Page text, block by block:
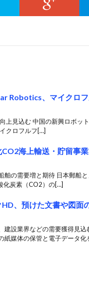
Robotics、マイクロ
上見込む 中国の新興ロボッ
クロフルフ[…]
CO2海上輸送・貯留事
舶の需要増と期待 日本郵船
化炭素（CO2）の[…]
、預けた文書や図面
建設業界などの需要獲得見
紙媒体の保管と電子データ化